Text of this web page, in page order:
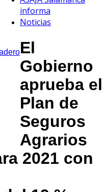
informa
Noticias
El
Gobierno
aprueba el
Plan de
Seguros
Agrarios
2021 con